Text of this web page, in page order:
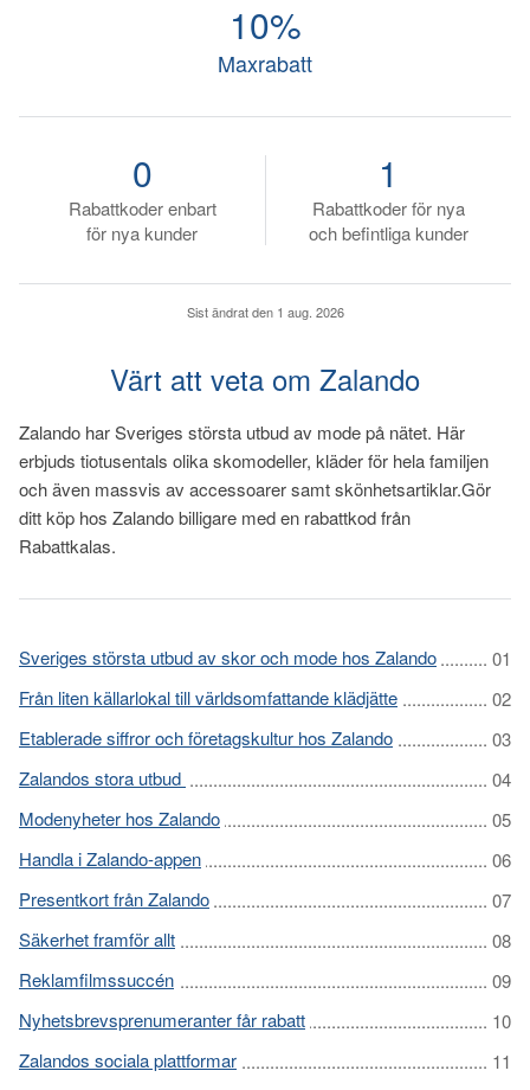
Maxrabatt
10%
Rabattkoder enbart
för nya kunder
0
Rabattkoder för nya
och befintliga kunder
1
Sist ändrat den 1 aug. 2026
Värt att veta om Zalando
Zalando har Sveriges största utbud av mode på nätet. Här
erbjuds tiotusentals olika skomodeller, kläder för hela familjen
och även massvis av accessoarer samt skönhetsartiklar.Gör
ditt köp hos Zalando billigare med en rabattkod från
Rabattkalas.
Sveriges största utbud av skor och mode hos Zalando
Från liten källarlokal till världsomfattande klädjätte
Etablerade siffror och företagskultur hos Zalando
Zalandos stora utbud
Modenyheter hos Zalando
Handla i Zalando-appen
Presentkort från Zalando
Säkerhet framför allt
Reklamfilmssuccén
Nyhetsbrevsprenumeranter får rabatt
Zalandos sociala plattformar